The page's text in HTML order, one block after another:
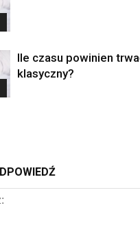
Ile czasu powinien
klasyczny?